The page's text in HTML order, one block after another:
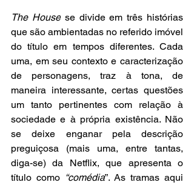
The House se divide em três histórias
que são ambientadas no referido imóvel
do título em tempos diferentes. Cada
uma, em seu contexto e caracterização
de personagens, traz à tona, de
maneira interessante, certas questões
um tanto pertinentes com relação à
sociedade e à própria existência. Não
se deixe enganar pela descrição
preguiçosa (mais uma, entre tantas,
diga-se) da Netflix, que apresenta o
título como “comédia”. As tramas aqui